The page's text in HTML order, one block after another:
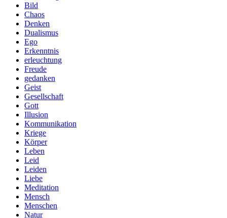
Bild
Chaos
Denken
Dualismus
Ego
Erkenntnis
erleuchtung
Freude
gedanken
Geist
Gesellschaft
Gott
Illusion
Kommunikation
Kriege
Körper
Leben
Leid
Leiden
Liebe
Meditation
Mensch
Menschen
Natur